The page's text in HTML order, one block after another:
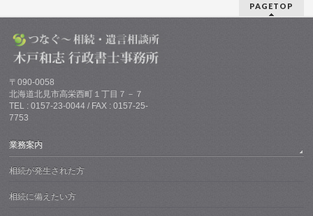
PAGETOP
〒090-0058
北海道北見市高栄西町１丁目７－７
TEL : 0157-23-0044 / FAX : 0157-25-
7753
業務案内
相続が発生された方
相続に備えたい方